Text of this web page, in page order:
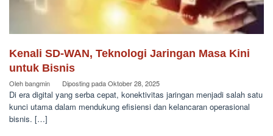
Kenali SD-WAN, Teknologi Jaringan Masa Kini
untuk Bisnis
Olehbangmin Diposting padaOktober 28, 2025
Di era digital yang serba cepat, konektivitas jaringan menjadi salah satu
kunci utama dalam mendukung efisiensi dan kelancaran operasional
bisnis. […]